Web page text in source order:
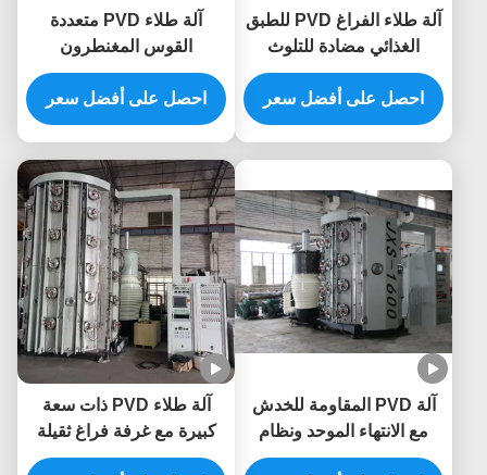
آلة طلاء الفراغ PVD للطبق
الغذائي مضادة للتلوث
الأواني المائدة السيراميكية
المقاومة لدرجات الحرارة
العالية
احصل على أفضل سعر
آلة طلاء PVD متعددة
القوس المغنطرون
لإكسسوارات الساعات
الفاخرة المقاومة للماء
والخدش
احصل على أفضل سعر
آلة PVD المقاومة للخدش
مع الانتهاء الموحد ونظام
التحكم التلقائي الكامل
آلة طلاء PVD ذات سعة
كبيرة مع غرفة فراغ ثقيلة
ونظام التحكم التلقائي